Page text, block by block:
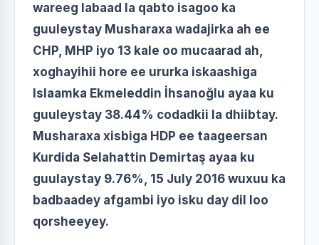
wareeg labaad la qabto isagoo ka
guuleystay Musharaxa wadajirka ah ee
CHP, MHP iyo 13 kale oo mucaarad ah,
xoghayihii hore ee ururka iskaashiga
Islaamka Ekmeleddin İhsanoğlu ayaa ku
guuleystay 38.44% codadkii la dhiibtay.
Musharaxa xisbiga HDP ee taageersan
Kurdida Selahattin Demirtaş ayaa ku
guulaystay 9.76%, 15 July 2016 wuxuu ka
badbaadey afgambi iyo isku day dil loo
qorsheeyey.